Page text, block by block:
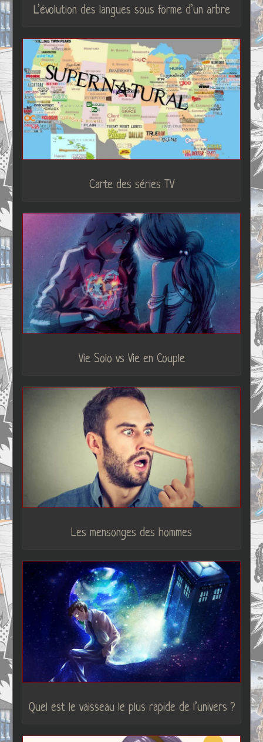
L’évolution des langues sous forme d’un arbre
Carte des séries TV
Vie Solo vs Vie en Couple
Les mensonges des hommes
Quel est le vaisseau le plus rapide de l’univers ?